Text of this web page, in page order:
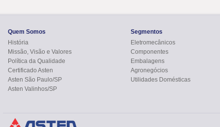
Quem Somos
História
Missão, Visão e Valores
Política da Qualidade
Certificado Asten
Asten São Paulo/SP
Asten Valinhos/SP
Segmentos
Eletromecânicos
Componentes
Embalagens
Agronegócios
Utilidades Domésticas